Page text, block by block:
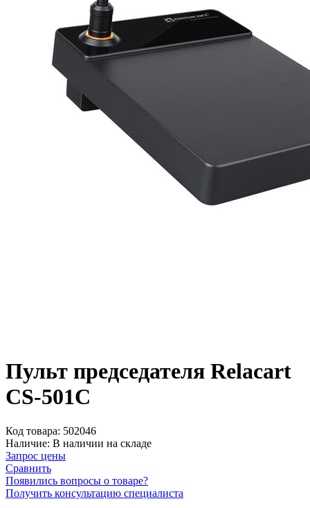
Пульт председателя Relacart
CS-501C
Код товара: 502046
Наличие: В наличии на складе
Запрос цены
Сравнить
Появились вопросы о товаре?
Получить консультацию специалиста